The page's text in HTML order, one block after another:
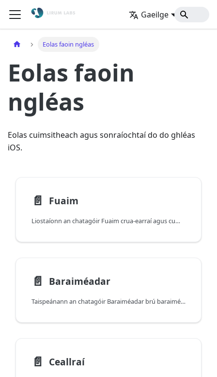
Gaeilge Baile
Eolas faoin ngléas
Eolas faoin
ngléas
Eolas cuimsitheach agus sonraíochtaí do do ghléas
iOS.
📄️ Fuaim
Liostaíonn an chatagóir Fuaim crua-earraí agus cumais fuaime ar leibhéal an mhúnla, mar chumraíocht callaire/micreafóin agus formáidí tacaithe.
📄️ Baraiméadar
Taispeánann an chatagóir Baraiméadar brú baraiméadrach beo agus airde choibhneasta (nuair atá baraiméadar sa ghléas agat).
📄️ Ceallraí